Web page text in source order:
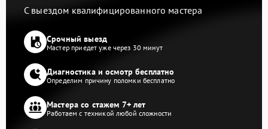
С выездом квалифицированного мастера
Срочный выезд
Мастер приедет уже через 30 минут
Диагностика и осмотр бесплатно
Определим причину поломки бесплатно
Мастера со стажем 7+ лет
Работаем с техникой любой сложности